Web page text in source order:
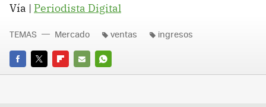
Vía | Periodista Digital
FACEBOOK
TWITTERFLIPBOARD
E-
WHATSAPP
TEMAS Mercado ventas ingresos